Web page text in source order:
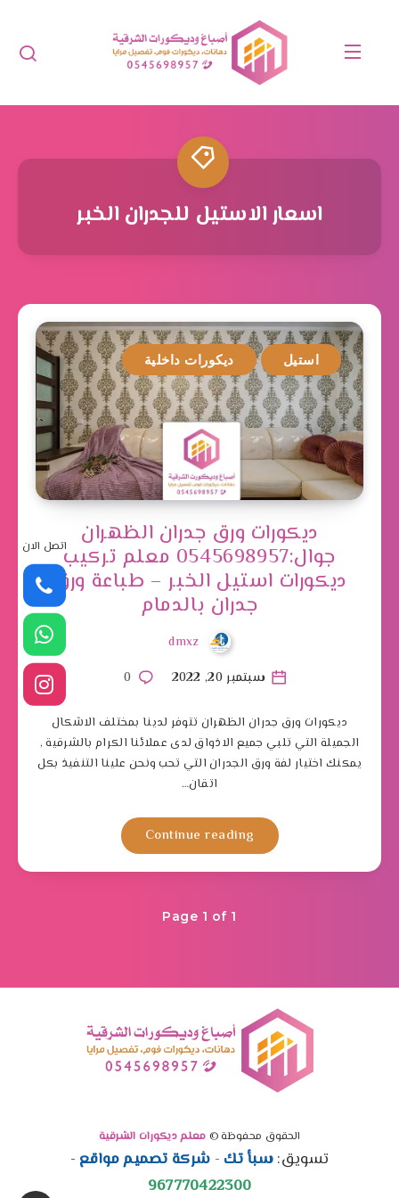
اسعار الاستيل للجدران الخبر
استيل ديكورات داخلية
ديكورات ورق جدران الظهران
جوال:0545698957 معلم تركيب
ديكورات استيل الخبر – طباعة ورق
جدران بالدمام
dmxz
سبتمبر 20, 2022
0
ديكورات ورق جدران الظهران تتوفر لدينا بمختلف الاشكال
الجميلة التي تلبي جميع الاذواق لدى عملائنا الكرام بالشرقية ,
يمكنك اختيار لفة ورق الجدران التي تحب ونحن علينا التنفيذ بكل
اتقان…
Continue reading
Page 1 of 1
الحقوق محفوظة © معلم ديكورات الشرقية
تسويق:سبأ تك - شركة تصميم مواقع -
967770422300
اتصل الان